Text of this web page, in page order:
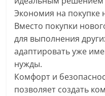
Экономия на покупке
Вместо покупки
для выполнения
адаптировать уже
нужды.
Комфорт и
позволяет создать